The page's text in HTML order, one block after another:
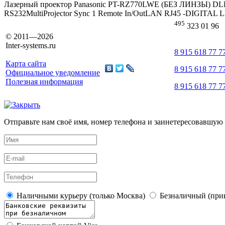
Лазерный проектор Panasonic PT-RZ770LWE (БЕЗ ЛИНЗЫ)
RS232MultiProjector Sync 1 Remote In/OutLAN RJ45 -DIGITAL
© 2011—2026
Inter-systems.ru
Карта сайта
Официальное уведомление
Полезная информация
495 323 01 96
8 915 618 77
8 915 618 77
8 915 618 77
Отправьте нам своё имя, номер телефона и
Наличными курьеру (только Москва) Безналичный